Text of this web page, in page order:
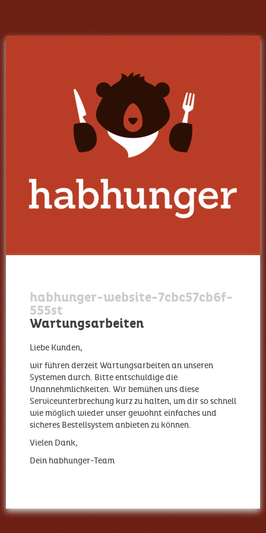
habhunger-website-7cbc57cb6f-
555st
Wartungsarbeiten
Liebe Kunden,
wir führen derzeit Wartungsarbeiten an unseren
Systemen durch. Bitte entschuldige die
Unannehmlichkeiten. Wir bemühen uns diese
Serviceunterbrechung kurz zu halten, um dir so schnell
wie möglich wieder unser gewohnt einfaches und
sicheres Bestellsystem anbieten zu können.
Vielen Dank,
Dein habhunger-Team